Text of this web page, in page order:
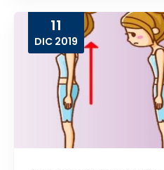
11
DIC 2019